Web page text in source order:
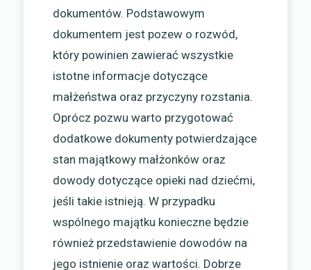
dokumentów. Podstawowym
dokumentem jest pozew o rozwód,
który powinien zawierać wszystkie
istotne informacje dotyczące
małżeństwa oraz przyczyny rozstania.
Oprócz pozwu warto przygotować
dodatkowe dokumenty potwierdzające
stan majątkowy małżonków oraz
dowody dotyczące opieki nad dziećmi,
jeśli takie istnieją. W przypadku
wspólnego majątku konieczne będzie
również przedstawienie dowodów na
jego istnienie oraz wartości. Dobrze